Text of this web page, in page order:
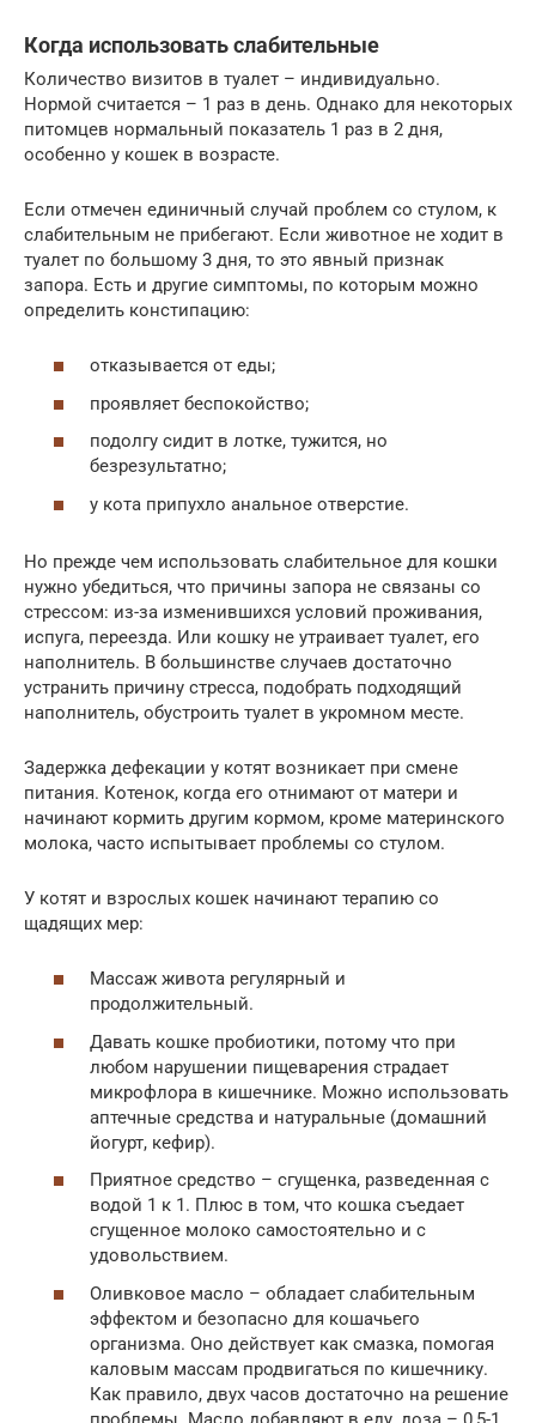
Когда использовать слабительные
Количество визитов в туалет – индивидуально.
Нормой считается – 1 раз в день. Однако для некоторых
питомцев нормальный показатель 1 раз в 2 дня,
особенно у кошек в возрасте.
Если отмечен единичный случай проблем со стулом, к
слабительным не прибегают. Если животное не ходит в
туалет по большому 3 дня, то это явный признак
запора. Есть и другие симптомы, по которым можно
определить констипацию:
отказывается от еды;
проявляет беспокойство;
подолгу сидит в лотке, тужится, но
безрезультатно;
у кота припухло анальное отверстие.
Но прежде чем использовать слабительное для кошки
нужно убедиться, что причины запора не связаны со
стрессом: из-за изменившихся условий проживания,
испуга, переезда. Или кошку не утраивает туалет, его
наполнитель. В большинстве случаев достаточно
устранить причину стресса, подобрать подходящий
наполнитель, обустроить туалет в укромном месте.
Задержка дефекации у котят возникает при смене
питания. Котенок, когда его отнимают от матери и
начинают кормить другим кормом, кроме материнского
молока, часто испытывает проблемы со стулом.
У котят и взрослых кошек начинают терапию со
щадящих мер:
Массаж живота регулярный и
продолжительный.
Давать кошке пробиотики, потому что при
любом нарушении пищеварения страдает
микрофлора в кишечнике. Можно использовать
аптечные средства и натуральные (домашний
йогурт, кефир).
Приятное средство – сгущенка, разведенная с
водой 1 к 1. Плюс в том, что кошка съедает
сгущенное молоко самостоятельно и с
удовольствием.
Оливковое масло – обладает слабительным
эффектом и безопасно для кошачьего
организма. Оно действует как смазка, помогая
каловым массам продвигаться по кишечнику.
Как правило, двух часов достаточно на решение